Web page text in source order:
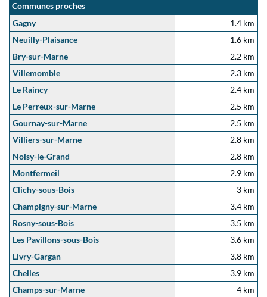
Communes proches
Gagny
1.4 km
Neuilly-Plaisance
1.6 km
Bry-sur-Marne
2.2 km
Villemomble
2.3 km
Le Raincy
2.4 km
Le Perreux-sur-Marne
2.5 km
Gournay-sur-Marne
2.5 km
Villiers-sur-Marne
2.8 km
Noisy-le-Grand
2.8 km
Montfermeil
2.9 km
Clichy-sous-Bois
3 km
Champigny-sur-Marne
3.4 km
Rosny-sous-Bois
3.5 km
Les Pavillons-sous-Bois
3.6 km
Livry-Gargan
3.8 km
Chelles
3.9 km
Champs-sur-Marne
4 km